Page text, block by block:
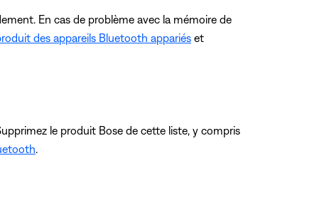
En cas de problème avec la mémoire de
des appareils Bluetooth appariés et
le produit Bose de cette liste, y compris